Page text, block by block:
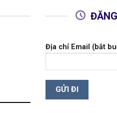
Địa chỉ Email (bắt